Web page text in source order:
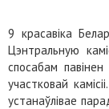
9 красавіка
Цэнтральную
спосабам
участковай
устанаўлівае